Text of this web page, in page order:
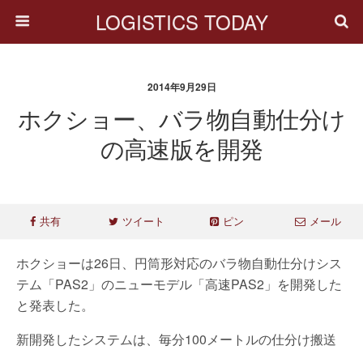
LOGISTICS TODAY
2014年9月29日
ホクショー、バラ物自動仕分け
の高速版を開発
共有 ツイート ピン メール
ホクショーは26日、円筒形対応のバラ物自動仕分けシス
テム「PAS2」のニューモデル「高速PAS2」を開発した
と発表した。
新開発したシステムは、毎分100メートルの仕分け搬送